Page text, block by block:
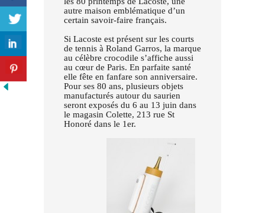
autre maison emblématique d’un
certain savoir-faire français.
Si Lacoste est présent sur les courts
de tennis à Roland Garros, la marque
au célèbre crocodile s’affiche aussi
au cœur de Paris. En parfaite santé
elle fête en fanfare son anniversaire.
Pour ses 80 ans, plusieurs objets
manufacturés autour du saurien
seront exposés du 6 au 13 juin dans
le magasin Colette, 213 rue St
Honoré dans le 1er.